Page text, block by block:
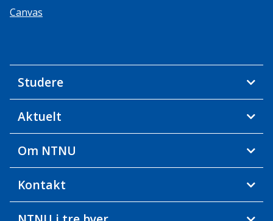
Canvas
Studere
Aktuelt
Om NTNU
Kontakt